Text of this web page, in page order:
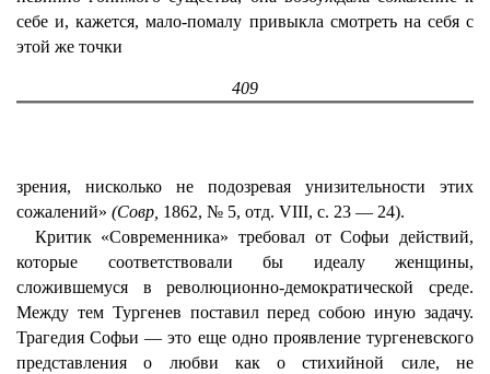
себе и, кажется, мало-помалу привыкла смотреть на себя с
этой же точки
409
зрения, нисколько не подозревая унизительности этих
сожалений» (Совр, 1862, № 5, отд. VIII, с. 23 — 24).
Критик «Современника» требовал от Софьи действий,
которые соответствовали бы идеалу женщины,
сложившемуся в революционно-демократической среде.
Между тем Тургенев поставил перед собою иную задачу.
Трагедия Софьи — это еще одно проявление тургеневского
представления о любви как о стихийной силе, не